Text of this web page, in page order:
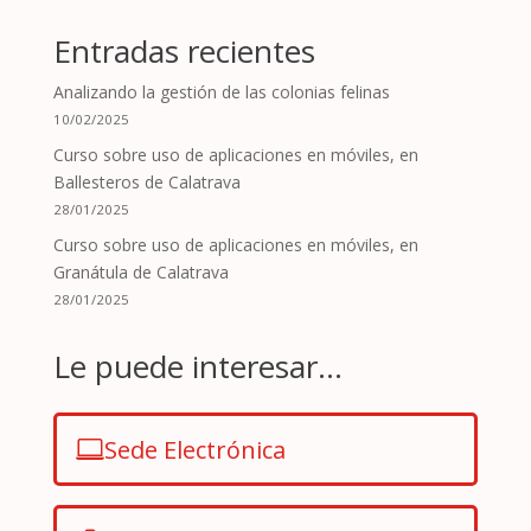
Entradas recientes
Analizando la gestión de las colonias felinas
10/02/2025
Curso sobre uso de aplicaciones en móviles, en
Ballesteros de Calatrava
28/01/2025
Curso sobre uso de aplicaciones en móviles, en
Granátula de Calatrava
28/01/2025
Le puede interesar...
Sede Electrónica